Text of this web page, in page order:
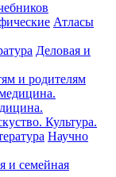
Атласы
Деловая и
и родителям
Культура.
Научно